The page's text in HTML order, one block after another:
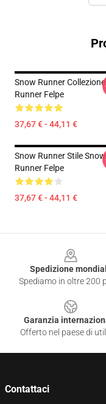
Snow Runner
Runner Felpe
37,67 € - 44,11 €
Snow Runner Stile Snow
Runner Felpe
37,67 € - 44,11 €
Spedizione
Spediamo in oltre 200
Garanzia
Offerto nel paese di
Contattaci